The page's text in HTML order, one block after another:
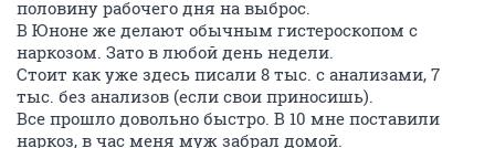
половину рабочего дня на выброс.
В Юноне же делают обычным гистероскопом с
наркозом. Зато в любой день недели.
Стоит как уже здесь писали 8 тыс. с анализами, 7
тыс. без анализов (если свои приносишь).
Все прошло довольно быстро. В 10 мне поставили
наркоз, в час меня муж забрал домой.